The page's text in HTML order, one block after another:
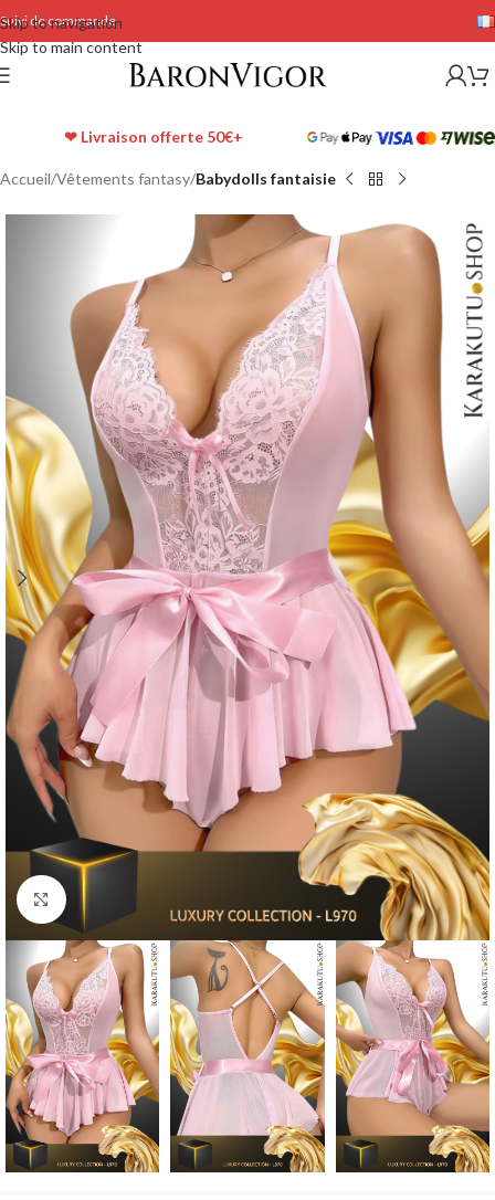
Skip to navigation
Skip to main content
Suivi de commande
❤ Livraison offerte 50€+
Accueil Vêtements fantasy Babydolls fantaisie
Click to enlarge